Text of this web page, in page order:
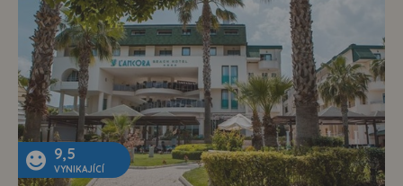
9,5
VYNIKAJÍCÍ